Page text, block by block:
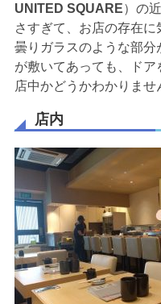
UNITED SQUARE）の
さすぎて、お店の存在
曇りガラスのような部分
が敷いてあっても、ド
店中かどうかわかりませ
店内